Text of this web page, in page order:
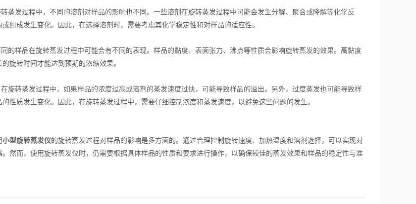
发过程中，不同的溶剂对样品的影响也不同。一些溶剂在旋转蒸发过程中可能会发生分解、聚合或降解等化学反
组成发生变化。因此，在选择溶剂时，需要考虑其化学稳定性和对样品的适应性。
样品在旋转蒸发过程中可能会有不同的表现。样品的黏度、表面张力、沸点等性质会影响旋转蒸发的效果。高黏度
旋转时间才能达到预期的浓缩效果。
转蒸发过程中，如果样品的浓度过高或溶剂的蒸发速度过快，可能导致样品的溢出。另外，过度蒸发也可能导致样
性质发生变化。因此，在旋转蒸发过程中，需要仔细控制浓度和蒸发速度，以避免这些问题的发生。
小型旋转蒸发仪的旋转蒸发过程对样品的影响是多方面的。通过合理控制旋转速度、加热温度和溶剂选择，可以实现对
然而，使用旋转蒸发仪时，仍需要根据具体样品的性质和要求进行操作，以确保较佳的蒸发效果和样品的稳定性与准